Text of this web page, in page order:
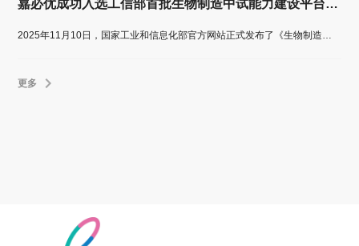
嘉必优成功入选工信部首批生物制造中试能力建设平台公示名单
2025年11月10日，国家工业和信息化部官方网站正式发布了《生物制造中试能力建设平台名单（第一批）公示通知》。嘉必优生物技术（武汉）股份有限公司成功入选该名单。
更多